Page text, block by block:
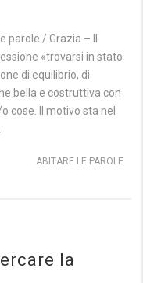
parole / Grazia – Il
«trovarsi in stato
di equilibrio, di
bella e costruttiva con
cose. Il motivo sta nel
ABITARE LE PAROLE
la